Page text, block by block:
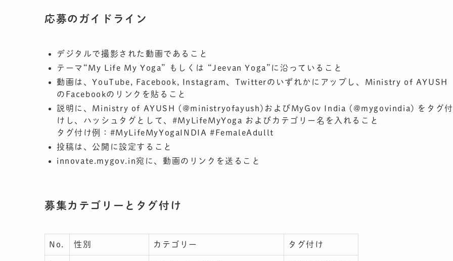
応募のガイドライン
デジタルで撮影された動画であること
テーマ“My Life My Yoga” もしくは “Jeevan Yoga”に沿っていること
動画は、YouTube, Facebook, Instagram、Twitterのいずれかにアップし、Ministry of AYUSH
のFacebookのリンクを貼ること
説明に、Ministry of AYUSH (@ministryofayush)およびMyGov India (@mygovindia) をタグ付
けし、ハッシュタグとして、#MyLifeMyYoga およびカテゴリー名を入れること
タグ付け例：#MyLifeMyYogaINDIA #FemaleAdullt
投稿は、公開に設定すること
innovate.mygov.in宛に、動画のリンクを送ること
募集カテゴリーとタグ付け
No. 性別 カテゴリー タグ付け